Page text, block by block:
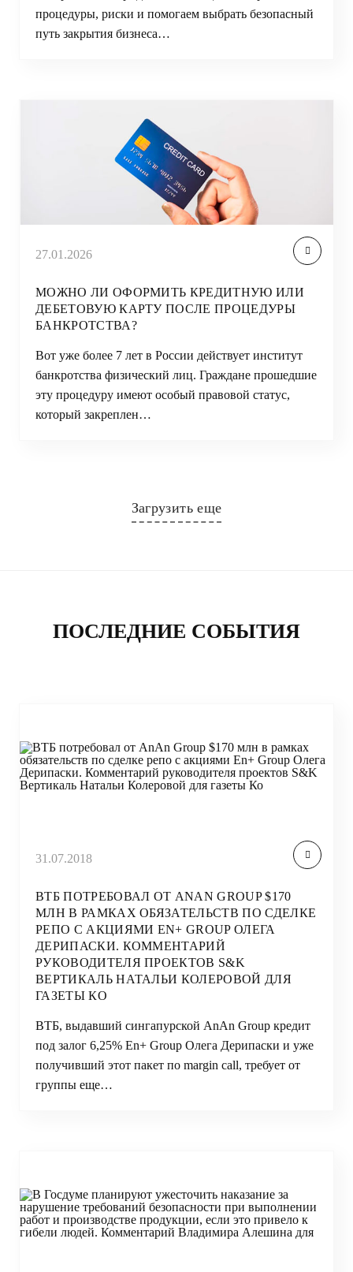
процедуры, риски и помогаем выбрать безопасный
путь закрытия бизнеса…
27.01.2026
МОЖНО ЛИ ОФОРМИТЬ КРЕДИТНУЮ ИЛИ
ДЕБЕТОВУЮ КАРТУ ПОСЛЕ ПРОЦЕДУРЫ
БАНКРОТСТВА?
Вот уже более 7 лет в России действует институт
банкротства физический лиц. Граждане прошедшие
эту процедуру имеют особый правовой статус,
который закреплен…
Загрузить еще
ПОСЛЕДНИЕ СОБЫТИЯ
31.07.2018
ВТБ ПОТРЕБОВАЛ ОТ ANAN GROUP $170
МЛН В РАМКАХ ОБЯЗАТЕЛЬСТВ ПО СДЕЛКЕ
РЕПО С АКЦИЯМИ EN+ GROUP ОЛЕГА
ДЕРИПАСКИ. КОММЕНТАРИЙ
РУКОВОДИТЕЛЯ ПРОЕКТОВ S&K
ВЕРТИКАЛЬ НАТАЛЬИ КОЛЕРОВОЙ ДЛЯ
ГАЗЕТЫ КО
ВТБ, выдавший сингапурской AnAn Group кредит
под залог 6,25% En+ Group Олега Дерипаски и уже
получивший этот пакет по margin call, требует от
группы еще…